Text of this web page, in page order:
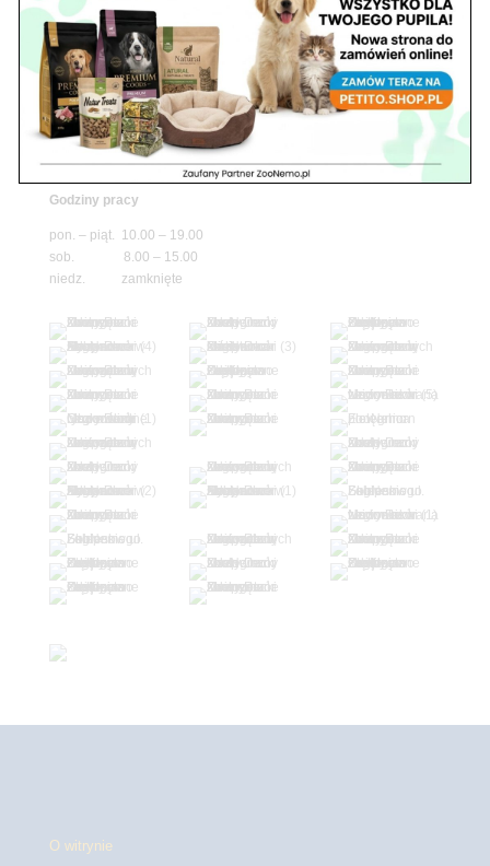
sob. 10.00 – 15.00
niedz. zamknięte
Adres
05-100 Nowy Dwór Mazowiecki
ul. Leśna 2
tel. 503 900 215
Godziny pracy
pon. – piąt. 10.00 – 19.00
sob. 8.00 – 15.00
niedz. zamknięte
O witrynie